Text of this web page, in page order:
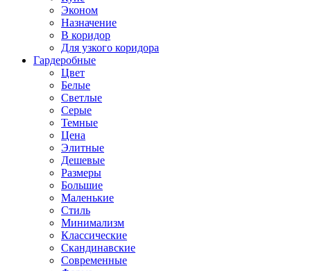
Эконом
Назначение
В коридор
Для узкого коридора
Гардеробные
Цвет
Белые
Светлые
Серые
Темные
Цена
Элитные
Дешевые
Размеры
Большие
Маленькие
Стиль
Минимализм
Классические
Скандинавские
Современные